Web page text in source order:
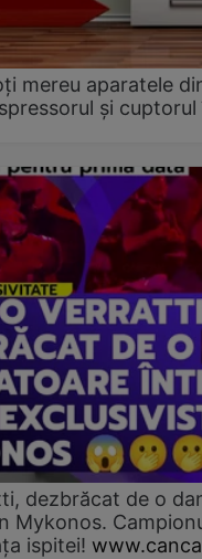
mereu aparatele
și
dezbrăcat de o
Mykonos.
ispitei!